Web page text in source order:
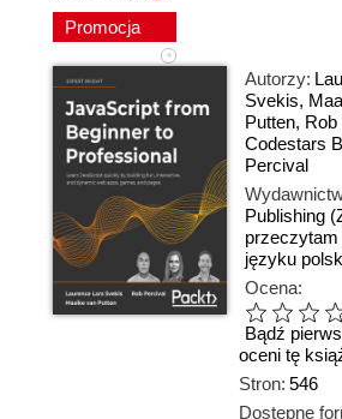
Promocja
Autorzy:
Svekis,
Putten, Rob
Codestars
Percival
Publishing
języku
Ocena:
Bądź
oceni tę
Stron: 546
Dostępne